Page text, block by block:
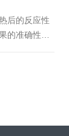
数据是化工
工艺风险评
后的反应性
的准确性和
基本检查。